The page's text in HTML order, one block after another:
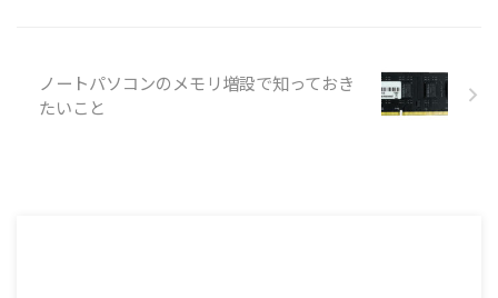
ノートパソコンのメモリ増設で知っておき
たいこと